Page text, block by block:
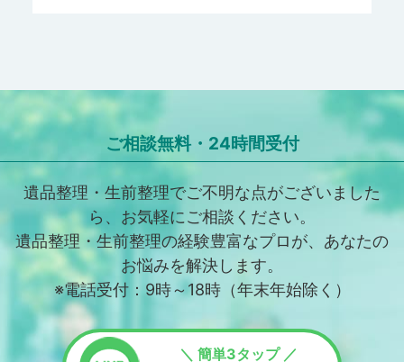
ご相談無料・24時間受付
遺品整理・生前整理でご不明な点がございました
ら、お気軽にご相談ください。
遺品整理・生前整理の経験豊富なプロが、あなたの
お悩みを解決します。
※電話受付：9時～18時（年末年始除く）
＼ 簡単3タップ ／